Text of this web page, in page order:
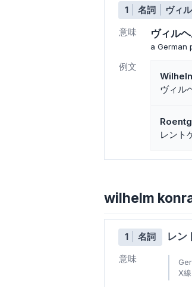
1 名詞
ヴィ
意味
ヴィル
a German
例文
ヴィル
レント
wilhelm
1 名詞 レン
意味
X